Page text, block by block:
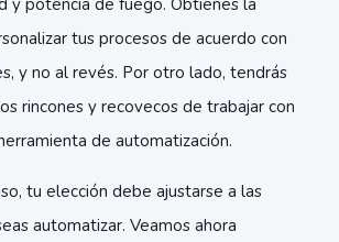
y potencia de fuego. Obtienes la
tus procesos de acuerdo con
y no al revés. Por otro lado, tendrás
rincones y recovecos de trabajar con
de automatización.
tu elección debe ajustarse a las
automatizar. Veamos ahora